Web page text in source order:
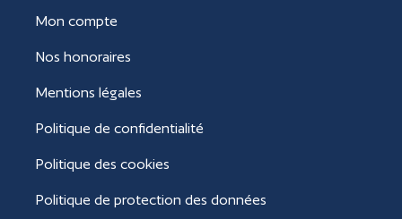
Mon compte
Nos honoraires
Mentions légales
Politique de confidentialité
Politique des cookies
Politique de protection des données